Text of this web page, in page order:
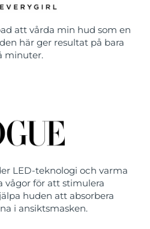
att vårda min hud som en
här ger resultat på bara
minuter.
LED-teknologi och varma
vågor för att stimulera
huden att absorbera
i ansiktsmasken.